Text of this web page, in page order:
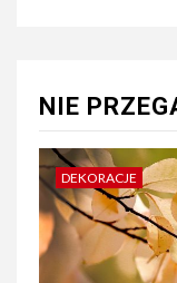
NIE
DEKORACJE